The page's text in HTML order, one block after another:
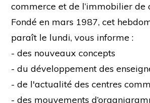
commerce et de l’immobilier de
Fondé en mars 1987, cet
paraît le lundi, vous informe :
- des nouveaux concepts
- du développement des
- de l'actualité des centres
- des mouvements